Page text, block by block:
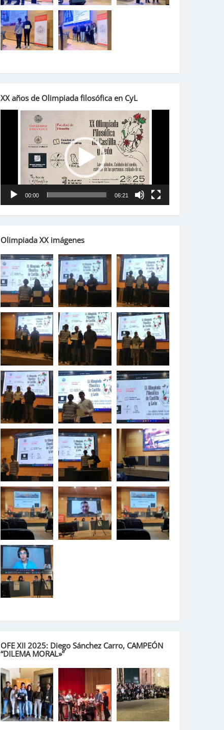
XX años de Olimpiada filosófica en CyL
Reproductor
00:00 06:21
Olimpiada XX imágenes
OFE XII 2025: Diego Sánchez Carro, CAMPEÓN
“DILEMA MORAL»”